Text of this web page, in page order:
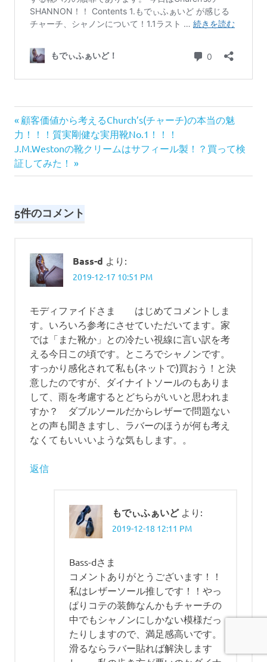
103
Church's
shannon
サ
マ
投
稿
ナ
ゲ
ー
シ
ン
前
の
記
事:
顧客価値から考えるChurch’s(チャーチ)の本当の魅
力！！！質実剛健な実用靴No.1！！！
次
の
記
J.M.Westonの靴クリームはサフィール製！？買って検
証してみた！
5件のコメント
Bass-d より:
2019-12-17 10:51 PM
モディファイドさま はじめてコメントしま
す。いろいろ参考にさせていただいてます。家
では「また靴か」との冷たい視線に言い訳を考
える今日この頃です。ところでシャノンです。
すっかり感化されて私も(ネットで)買おう！と決
意したのですが、ダイナイトソールのもありま
して、雨を考慮するとどちらがいいと思われま
すか？ ダブルソールだからレザーで問題ない
との声も聞きますし、ラバーのほうが何も考え
なくてもいいいような気もします。。
返信
もでぃふぁいど より:
2019-12-18 12:11 PM
Bass-dさま
コメントありがとうございます！！
私はレザーソール推しです！！やっ
ぱりコテの装飾なんかもチャーチの
中でもシャノンにしかない模様だっ
たりしますので、満足感高いです。
滑るならラバー貼れば解決します